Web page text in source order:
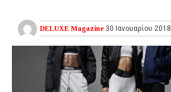
DELUXE Magazine 30 Ιανουαρίου 2018